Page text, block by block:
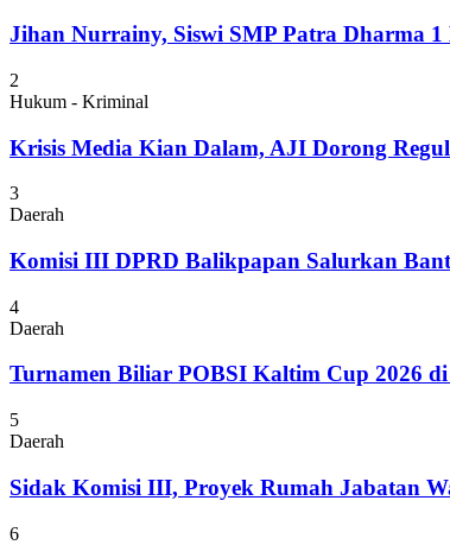
Jihan Nurrainy, Siswi SMP Patra Dharma
2
Hukum - Kriminal
Krisis Media Kian Dalam, AJI Dorong
3
Daerah
Komisi III DPRD Balikpapan Salurkan
4
Daerah
Turnamen Biliar POBSI Kaltim Cup 2026 di
5
Daerah
Sidak Komisi III, Proyek Rumah Jabatan
6